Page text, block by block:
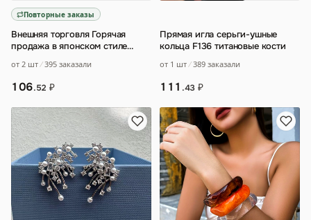
Повторные заказы
Внешняя торговля Горячая
продажа в японском стиле
позолоченное мал
от 2 шт 395 заказали
106.52 ₽
Прямая игла серьги-ушные
кольца F136 титановые кости
от 1 шт 389 заказали
111 .43 ₽